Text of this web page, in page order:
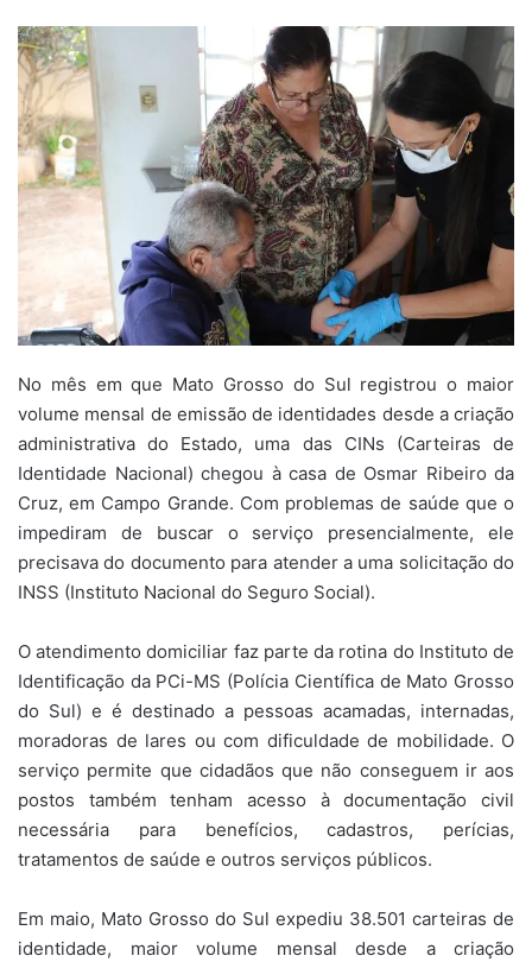
No mês em que Mato Grosso do Sul registrou o maior
volume mensal de emissão de identidades desde a criação
administrativa do Estado, uma das CINs (Carteiras de
Identidade Nacional) chegou à casa de Osmar Ribeiro da
Cruz, em Campo Grande. Com problemas de saúde que o
impediram de buscar o serviço presencialmente, ele
precisava do documento para atender a uma solicitação do
INSS (Instituto Nacional do Seguro Social).
O atendimento domiciliar faz parte da rotina do Instituto de
Identificação da PCi-MS (Polícia Científica de Mato Grosso
do Sul) e é destinado a pessoas acamadas, internadas,
moradoras de lares ou com dificuldade de mobilidade. O
serviço permite que cidadãos que não conseguem ir aos
postos também tenham acesso à documentação civil
necessária para benefícios, cadastros, perícias,
tratamentos de saúde e outros serviços públicos.
Em maio, Mato Grosso do Sul expediu 38.501 carteiras de
identidade, maior volume mensal desde a criação